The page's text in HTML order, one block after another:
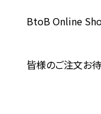
BtoB Online
皆様のご注文お